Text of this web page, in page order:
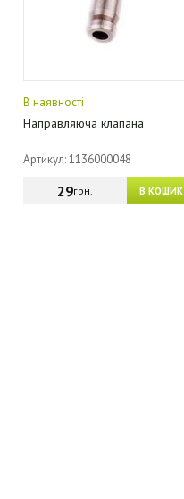
В наявності
Направляюча клапана
Артикул: 1136000048
В КОШИК
29грн.